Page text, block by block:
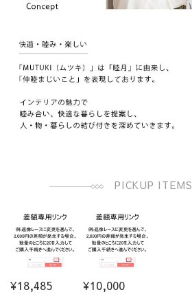
PICKUP ITEMS
¥18,485 ¥10,000